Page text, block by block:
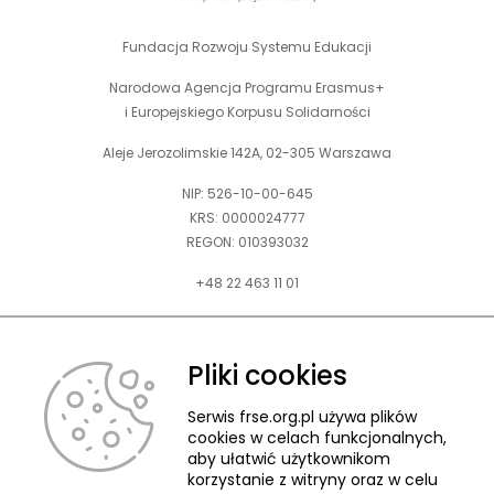
Fundacja Rozwoju Systemu Edukacji
Narodowa Agencja Programu Erasmus+
i Europejskiego Korpusu Solidarności
Aleje Jerozolimskie 142A, 02-305 Warszawa
NIP: 526-10-00-645
KRS: 0000024777
REGON: 010393032
+48 22 463 11 01
Zapraszamy do kontaktu telefonicznego w godz. 9-15.
kontakt@frse.org.pl
Pliki cookies
Serwis frse.org.pl używa plików
cookies w celach funkcjonalnych,
aby ułatwić użytkownikom
korzystanie z witryny oraz w celu